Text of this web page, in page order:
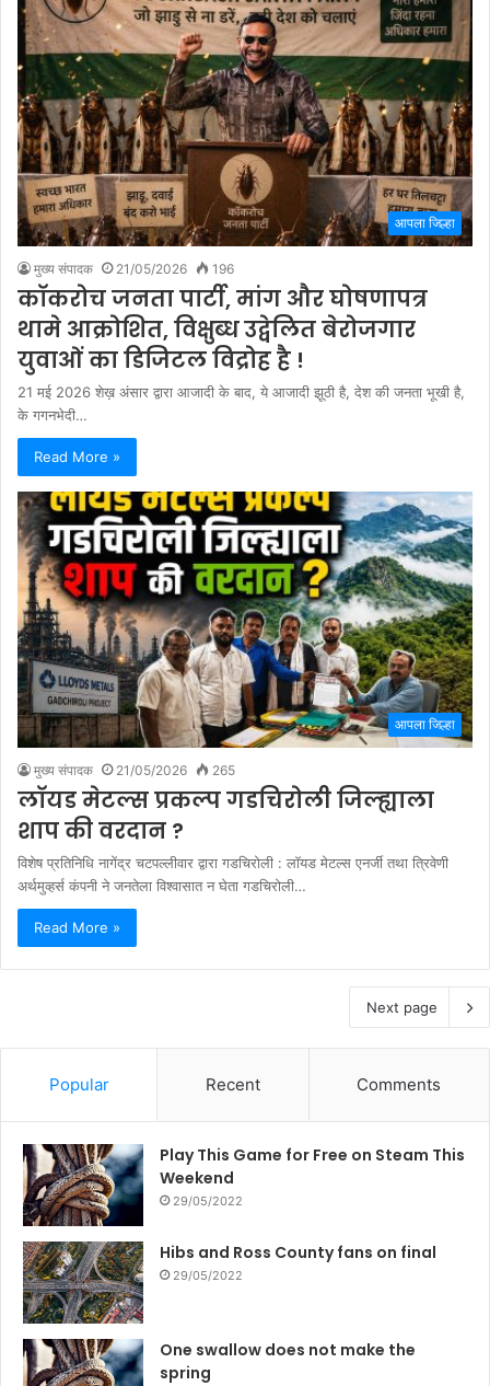
आपला जिल्हा
मुख्य संपादक 21/05/2026 196
काॅकरोच जनता पार्टी, मांग और घोषणापत्र
थामे आक्रोशित, विक्षुब्ध उद्वेलित बेरोजगार
युवाओं का डिजिटल विद्रोह है !
21 मई 2026 शेख़ अंसार द्वारा आजादी के बाद, ये आजादी झूठी है, देश की जनता भूखी है,
के गगनभेदी…
Read More »
आपला जिल्हा
मुख्य संपादक 21/05/2026 265
लाॅयड मेटल्स प्रकल्प गडचिरोली जिल्ह्याला
शाप की वरदान ?
विशेष प्रतिनिधि नागेंद्र चटपल्लीवार द्वारा गडचिरोली : लाॅयड मेटल्स एनर्जी तथा त्रिवेणी
अर्थमुव्हर्स कंपनी ने जनतेला विश्वासात न घेता गडचिरोली…
Read More »
Next page
Popular Recent Comments
Play This Game for Free on Steam This
Weekend
29/05/2022
Hibs and Ross County fans on final
29/05/2022
One swallow does not make the
spring